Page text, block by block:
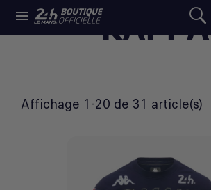
 KAPPA
Affichage 1-20 de 31 article(s)